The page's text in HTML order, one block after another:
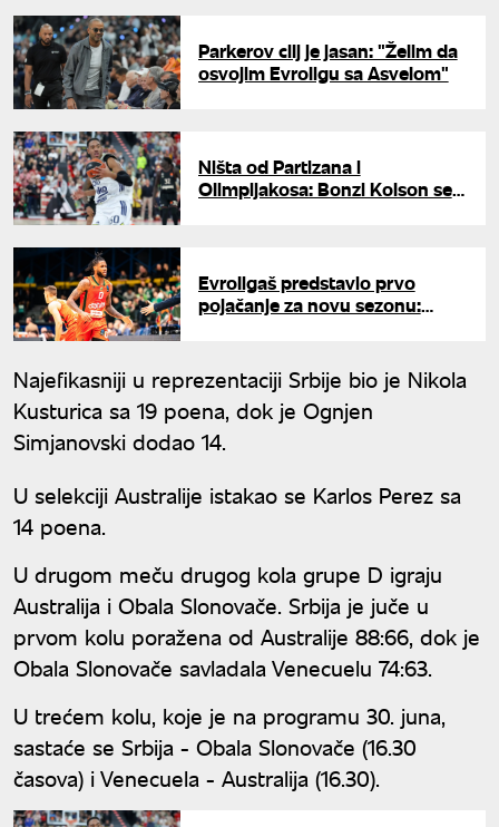
Parkerov cilj je jasan: "Želim da
osvojim Evroligu sa Asvelom"
Ništa od Partizana i
Olimpijakosa: Bonzi Kolson se
Evroligaš predstavio prvo
pojačanje za novu sezonu:
Najefikasniji u reprezentaciji Srbije bio je Nikola
Kusturica sa 19 poena, dok je Ognjen
Simjanovski dodao 14.
U selekciji Australije istakao se Karlos Perez sa
14 poena.
U drugom meču drugog kola grupe D igraju
Australija i Obala Slonovače. Srbija je juče u
prvom kolu poražena od Australije 88:66, dok je
Obala Slonovače savladala Venecuelu 74:63.
U trećem kolu, koje je na programu 30. juna,
sastaće se Srbija - Obala Slonovače (16.30
časova) i Venecuela - Australija (16.30).